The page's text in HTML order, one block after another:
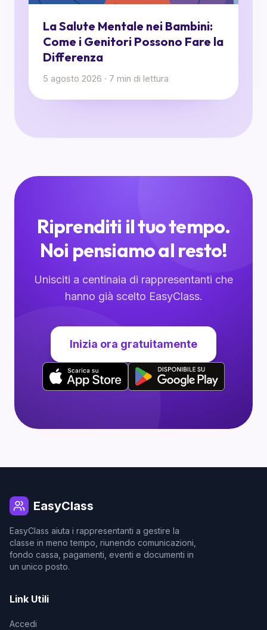
La Salute Mentale nei Bambini:
Come i Genitori Possono Fare la
Differenza
5 agosto 2026 · 7 min di lettura
Riprenditi il tuo tempo.
Noi pensiamo al resto!
Unisciti a centinaia di rappresentanti che
hanno già scelto EasyClass.
Inizia ora gratuitamente
EasyClass
EasyClass aiuta i rappresentanti a gestire la
classe in meno tempo, riunendo comunicazioni,
fondo cassa, pagamenti, eventi e documenti in
un unico posto.
Link Utili
Accedi